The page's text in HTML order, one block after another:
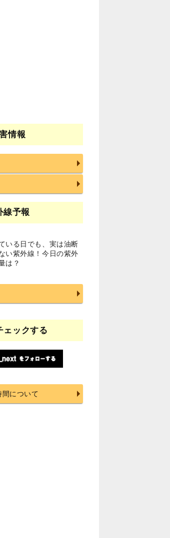
情報
線予報
いる日でも、実は油断
い紫外線！今日の紫外
は？
ェックする
間について